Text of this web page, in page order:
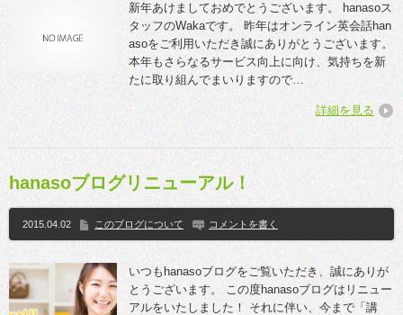
新年あけましておめでとうございます。 hanasoス
タッフのWakaです。 昨年はオンライン英会話han
asoをご利用いただき誠にありがとうございます。
本年もさらなるサービス向上に向け、気持ちを新
たに取り組んでまいりますので…
詳細を見る
hanasoブログリニューアル！
2015.04.02 このブログについて コメントを書く
いつもhanasoブログをご覧いただき、誠にありが
とうございます。 この度hanasoブログはリニュー
アルをいたしました！ それに伴い、今まで「講